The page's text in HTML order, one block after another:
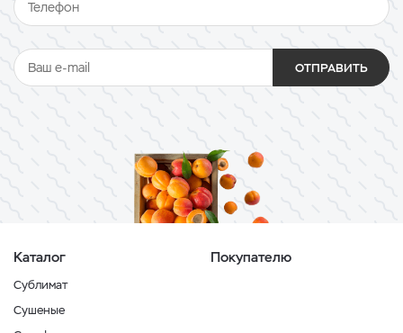
ОТПРАВИТЬ
Каталог
Сублимат
Сушеные
Покупателю